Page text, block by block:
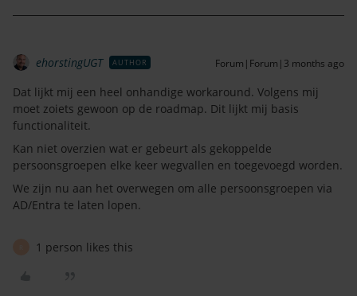
ehorstingUGT AUTHOR Forum|Forum|3 months ago
Dat lijkt mij een heel onhandige workaround. Volgens mij
moet zoiets gewoon op de roadmap. Dit lijkt mij basis
functionaliteit.
Kan niet overzien wat er gebeurt als gekoppelde
persoonsgroepen elke keer wegvallen en toegevoegd worden.
We zijn nu aan het overwegen om alle persoonsgroepen via
AD/Entra te laten lopen.
1 person likes this